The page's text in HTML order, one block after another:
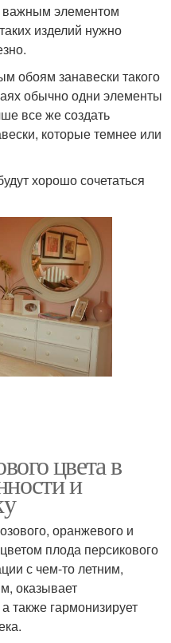
элементом
изделий нужно
обоям занавески такого
обычно одни элементы
все же создать
которые темнее или
хорошо сочетаться
цвета в
и
оранжевого и
плода персикового
с чем-то летним,
оказывает
также гармонизирует